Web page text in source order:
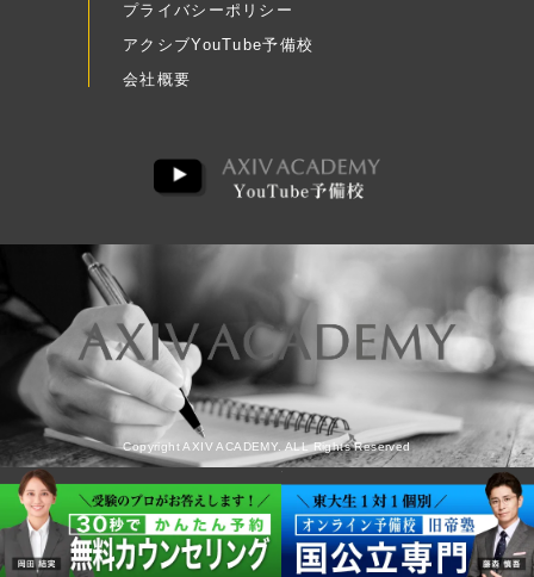
プライバシーポリシー
アクシブYouTube予備校
会社概要
Copyright AXIV ACADEMY. ALL Rights Reserved